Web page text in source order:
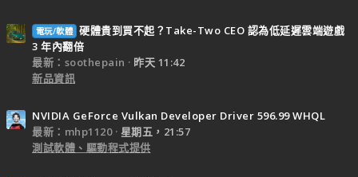
電玩/軟體 硬體貴到買不起？Take-Two CEO 認為低延遲雲端遊戲
3 年內翻倍
最新：soothepain
昨天 11:42
新品資訊
NVIDIA GeForce Vulkan Developer Driver 596.99 WHQL
最新：mhp1120
星期五，21:57
測試軟體、驅動程式提供